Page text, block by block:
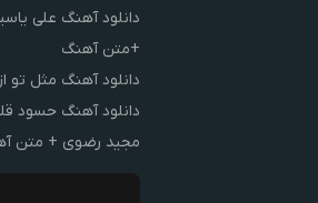
دانلود آهنگ علی
+متن آهنگ
دانلود آهنگ مثل
دانلود آهنگ حسود
مجید رضوی + متن